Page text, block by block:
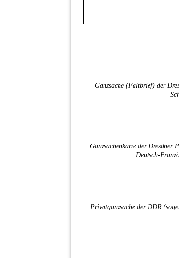
Ganzsache (Faltbrief) der
Ganzsachenkarte der Dresdner
Deutsch-
Privatganzsache der DDR